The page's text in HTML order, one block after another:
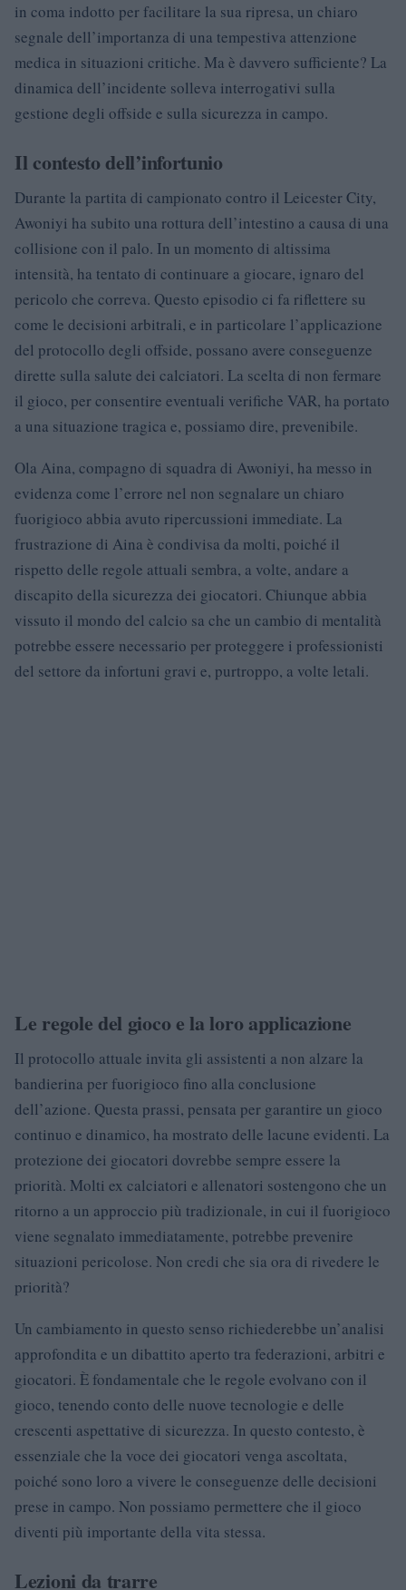
in coma indotto per facilitare la sua ripresa, un chiaro
segnale dell’importanza di una tempestiva attenzione
medica in situazioni critiche. Ma è davvero sufficiente? La
dinamica dell’incidente solleva interrogativi sulla
gestione degli offside e sulla sicurezza in campo.
Il contesto dell’infortunio
Durante la partita di campionato contro il Leicester City,
Awoniyi ha subito una rottura dell’intestino a causa di una
collisione con il palo. In un momento di altissima
intensità, ha tentato di continuare a giocare, ignaro del
pericolo che correva. Questo episodio ci fa riflettere su
come le decisioni arbitrali, e in particolare l’applicazione
del protocollo degli offside, possano avere conseguenze
dirette sulla salute dei calciatori. La scelta di non fermare
il gioco, per consentire eventuali verifiche VAR, ha portato
a una situazione tragica e, possiamo dire, prevenibile.
Ola Aina, compagno di squadra di Awoniyi, ha messo in
evidenza come l’errore nel non segnalare un chiaro
fuorigioco abbia avuto ripercussioni immediate. La
frustrazione di Aina è condivisa da molti, poiché il
rispetto delle regole attuali sembra, a volte, andare a
discapito della sicurezza dei giocatori. Chiunque abbia
vissuto il mondo del calcio sa che un cambio di mentalità
potrebbe essere necessario per proteggere i professionisti
del settore da infortuni gravi e, purtroppo, a volte letali.
Le regole del gioco e la loro applicazione
Il protocollo attuale invita gli assistenti a non alzare la
bandierina per fuorigioco fino alla conclusione
dell’azione. Questa prassi, pensata per garantire un gioco
continuo e dinamico, ha mostrato delle lacune evidenti. La
protezione dei giocatori dovrebbe sempre essere la
priorità. Molti ex calciatori e allenatori sostengono che un
ritorno a un approccio più tradizionale, in cui il fuorigioco
viene segnalato immediatamente, potrebbe prevenire
situazioni pericolose. Non credi che sia ora di rivedere le
priorità?
Un cambiamento in questo senso richiederebbe un’analisi
approfondita e un dibattito aperto tra federazioni, arbitri e
giocatori. È fondamentale che le regole evolvano con il
gioco, tenendo conto delle nuove tecnologie e delle
crescenti aspettative di sicurezza. In questo contesto, è
essenziale che la voce dei giocatori venga ascoltata,
poiché sono loro a vivere le conseguenze delle decisioni
prese in campo. Non possiamo permettere che il gioco
diventi più importante della vita stessa.
Lezioni da trarre